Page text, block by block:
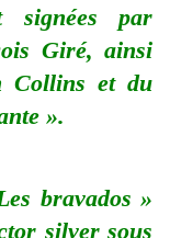
signées par
Giré, ainsi
Collins et du
».
bravados »
silver sous